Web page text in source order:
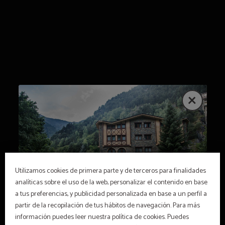
Utilizamos cookies de primera parte y de terceros para finalidades
analíticas sobre el uso de la web, personalizar el contenido en base
a tus preferencias, y publicidad personalizada en base a un perfil a
partir de la recopilación de tus hábitos de navegación. Para más
información puedes leer nuestra política de cookies. Puedes